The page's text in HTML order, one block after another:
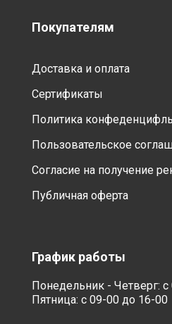
Покупателям
Доставка и оплата
Сертификаты
Политика
Пользовательское
Согласие на получение
Публичная оферта
График работы
Понедельник - Четверг:
Пятница: с 09-00 до 16-00